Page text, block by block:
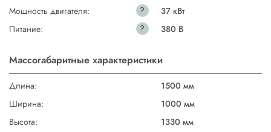
Мощность двигателя:
?
37 кВт
Питание:
? 380 В
Массогабаритные характеристики
Длина:
1500 мм
Ширина:
1000 мм
Высота:
1330 мм